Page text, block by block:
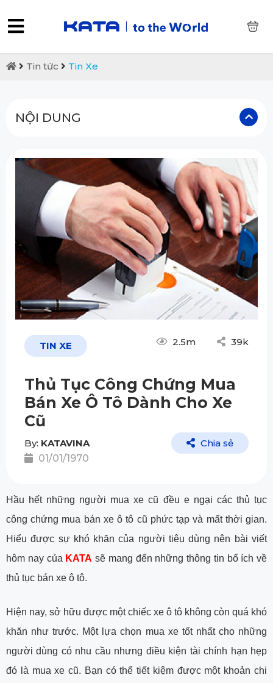
Tin tức Tin Xe
NỘI DUNG
TIN XE 2.5m 39k
Thủ Tục Công Chứng Mua
Bán Xe Ô Tô Dành Cho Xe
Cũ
By: KATAVINA
01/01/1970
Chia sẻ
Hầu hết những người mua xe cũ đều e ngại các thủ tục
công chứng mua bán xe ô tô cũ phức tạp và mất thời gian.
Hiểu được sự khó khăn của người tiêu dùng nên bài viết
hôm nay của KATA sẽ mang đến những thông tin bổ ích về
thủ tục bán xe ô tô.
Hiện nay, sở hữu được một chiếc xe ô tô không còn quá khó
khăn như trước. Một lựa chọn mua xe tốt nhất cho những
người dùng có nhu cầu nhưng điều kiện tài chính hạn hẹp
đó là mua xe cũ. Bạn có thể tiết kiệm được một khoản chi